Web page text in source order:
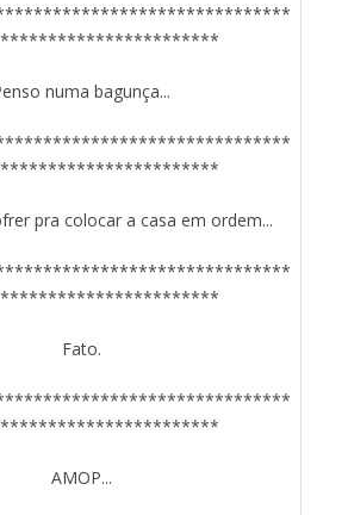
numa bagunça...
pra colocar a casa em ordem...
Fato.
AMOP...